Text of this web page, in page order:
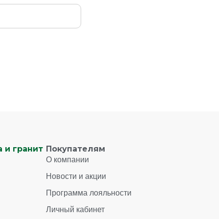
и гранит Покупателям
О компании
Новости и акции
Программа лояльности
Личный кабинет